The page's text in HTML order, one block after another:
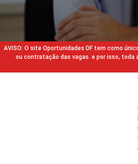
AVISO: O site Oportunidades DF tem como
ou contratação das vagas. e por isso, toda